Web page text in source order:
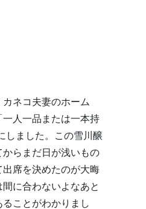
ネコ夫妻のホーム
人一品または一本持
しました。この雪川醸
らまだ日が浅いもの
席を決めたのが大晦
に合わないよなあと
ことがわかりまし